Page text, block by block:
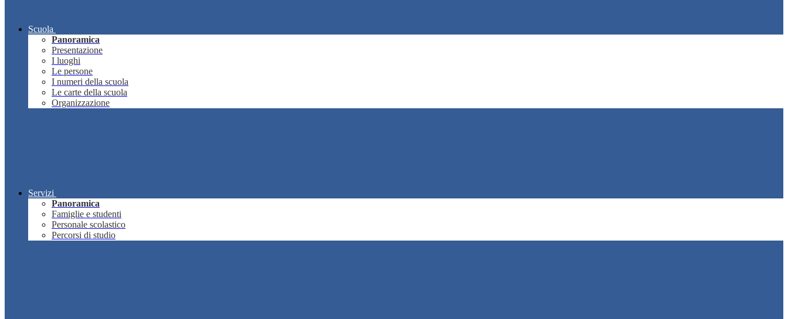
Scuola
Panoramica
Presentazione
I luoghi
Le persone
I numeri della scuola
Le carte della scuola
Organizzazione
Servizi
Panoramica
Famiglie e studenti
Personale scolastico
Percorsi di studio